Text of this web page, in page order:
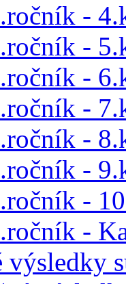
-
-
-
-
-
-
-
-
výsledky